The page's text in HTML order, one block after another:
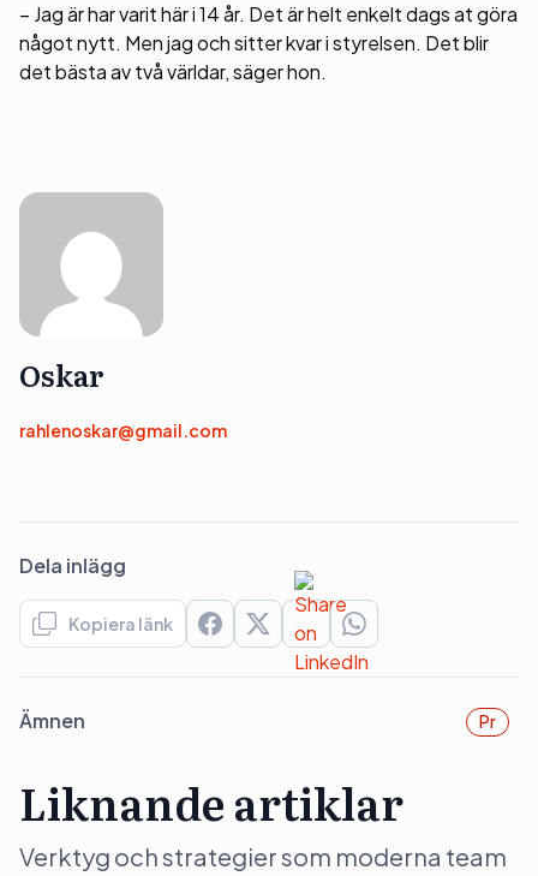
– Jag är har varit här i 14 år. Det är helt enkelt dags at göra
något nytt. Men jag och sitter kvar i styrelsen. Det blir
det bästa av två världar, säger hon.
Oskar
rahlenoskar@gmail.com
Dela inlägg
Kopiera länk
Ämnen Pr
Liknande artiklar
Verktyg och strategier som moderna team